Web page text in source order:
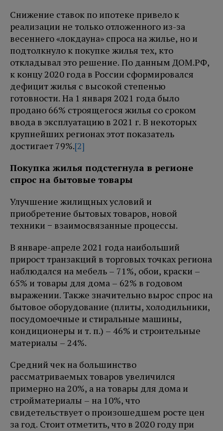
Снижение ставок по ипотеке привело к
реализации не только отложенного из-за
весеннего «локдауна» спроса на жилье, но и
подтолкнуло к покупке жилья тех, кто
откладывал это решение. По данным ДОМ.РФ,
к концу 2020 года в России сформировался
дефицит жилья с высокой степенью
готовности. На 1 января 2021 года было
продано 66% строящегося жилья со сроком
ввода в эксплуатацию в 2021 г. В некоторых
крупнейших регионах этот показатель
достигает 79%.[2]
Покупка жилья подстегнула в регионе
спрос на бытовые товары
Улучшение жилищных условий и
приобретение бытовых товаров, новой
техники − взаимосвязанные процессы.
В январе-апреле 2021 года наибольший
прирост транзакций в торговых точках региона
наблюдался на мебель – 71%, обои, краски –
65% и товары для дома – 62% в годовом
выражении. Также значительно вырос спрос на
бытовое оборудование (плиты, холодильники,
посудомоечные и стиральные машины,
кондиционеры и т. п.) – 46% и строительные
материалы – 24%.
Средний чек на большинство
рассматриваемых товаров увеличился
примерно на 20%, а на товары для дома и
стройматериалы – на 10%, что
свидетельствует о произошедшем росте цен
за год. Стоит отметить, что в 2020 году при